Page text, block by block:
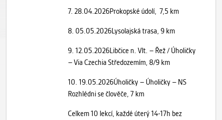
7. 28.04.2026Prokopské údolí, 7,5 km
8. 05.05.2026Lysolajská trasa, 9 km
9. 12.05.2026Libčice n. Vlt. – Řež / Úholičky
– Via Czechia Středozemím, 8/9 km
10. 19.05.2026Úholičky – Úholičky – NS
Rozhlédni se člověče, 7 km
Celkem 10 lekcí, každé úterý 14-17h bez